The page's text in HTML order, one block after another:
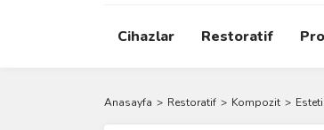
Cihazlar Restoratif
Anasayfa Restoratif Kompozit